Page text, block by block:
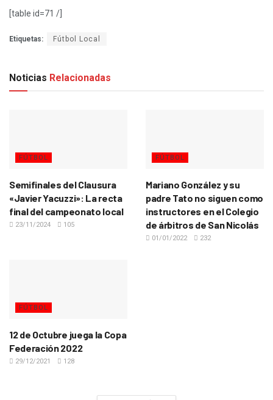
[table id=71 /]
Etiquetas: Fútbol Local
Noticias Relacionadas
FÚTBOL
Semifinales del Clausura
«Javier Yacuzzi»: La recta
final del campeonato local
23/11/2024 105
FÚTBOL
Mariano González y su
padre Tato no siguen como
instructores en el Colegio
de árbitros de San Nicolás
01/01/2022 232
FÚTBOL
12 de Octubre juega la Copa
Federación 2022
29/12/2021 128